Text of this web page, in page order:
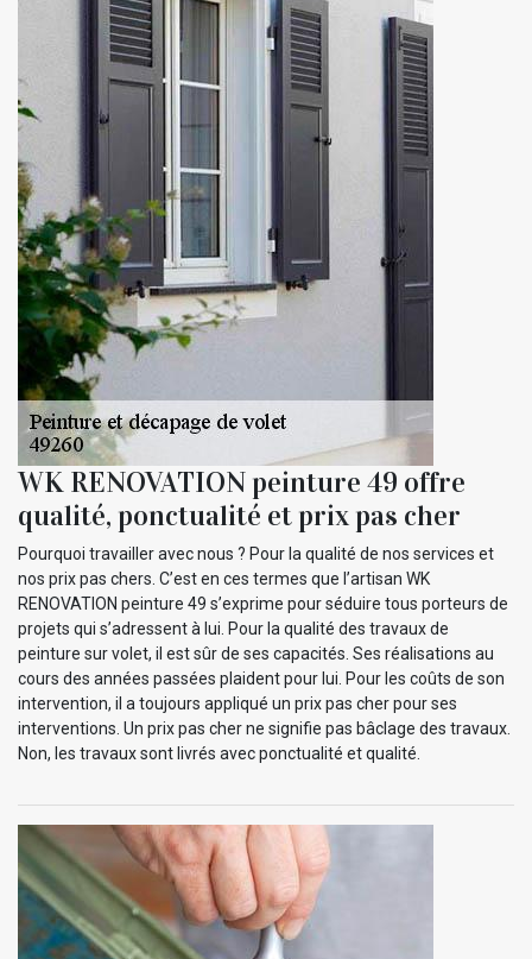
WK RENOVATION peinture 49 offre
qualité, ponctualité et prix pas cher
Pourquoi travailler avec nous ? Pour la qualité de nos services et
nos prix pas chers. C’est en ces termes que l’artisan WK
RENOVATION peinture 49 s’exprime pour séduire tous porteurs de
projets qui s’adressent à lui. Pour la qualité des travaux de
peinture sur volet, il est sûr de ses capacités. Ses réalisations au
cours des années passées plaident pour lui. Pour les coûts de son
intervention, il a toujours appliqué un prix pas cher pour ses
interventions. Un prix pas cher ne signifie pas bâclage des travaux.
Non, les travaux sont livrés avec ponctualité et qualité.